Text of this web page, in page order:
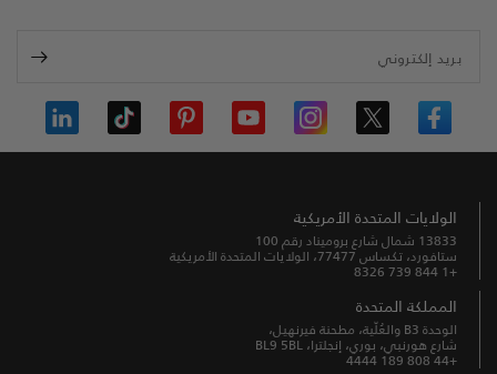
بريد إلكتروني
الولايات المتحدة الأمريكية
13833 شمال شارع بروميناد رقم 100
ستافورد، تكساس 77477، الولايات المتحدة الأمريكية
+1 844 739 8326
المملكة المتحدة
الوحدة B3 والعُلّية، مطحنة فيرنهيل،
شارع هورنبي، بوري، إنجلترا، BL9 5BL
+44 808 189 4444